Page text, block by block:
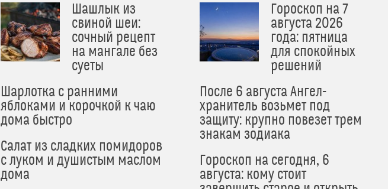
Шашлык из
свиной шеи:
сочный рецепт
на мангале без
суеты
Шарлотка с ранними
яблоками и корочкой к чаю
дома быстро
Салат из сладких помидоров
с луком и душистым маслом
дома
Гороскоп на 7
августа 2026
года: пятница
для спокойных
решений
После 6 августа Ангел-
хранитель возьмет под
защиту: крупно повезет трем
знакам зодиака
Гороскоп на сегодня, 6
августа: кому стоит